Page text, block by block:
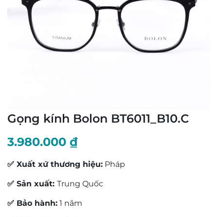
Gọng kính Bolon BT6011_B10.C
3.980.000 ₫
✅ Xuất xứ thương hiệu: Pháp
✅ Sản xuất: Trung Quốc
✅ Bảo hành: 1 năm